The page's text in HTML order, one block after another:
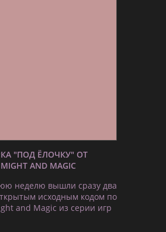
"ПОД ЁЛОЧКУ" ОТ
AND MAGIC
неделю вышли сразу два
исходным кодом по
and Magic из серии игр